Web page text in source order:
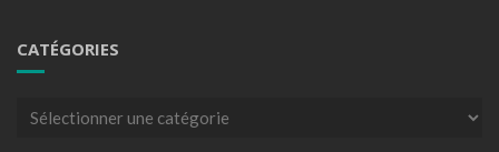
CATÉGORIES
Catégories